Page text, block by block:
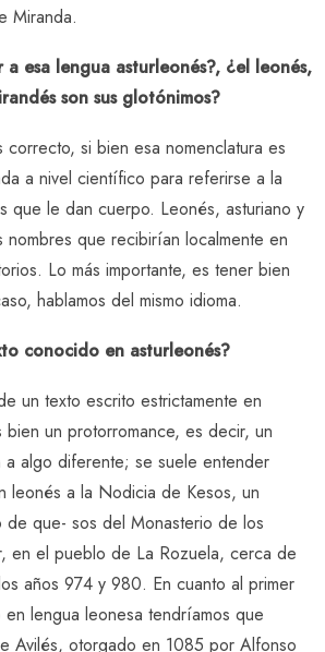
Miranda.
a esa lengua asturleonés?, ¿el leonés,
son sus glotónimos?
si bien esa nomenclatura es
a nivel científico para referirse a la
que le dan cuerpo. Leonés, asturiano y
nombres que recibirían localmente en
Lo más importante, es tener bien
hablamos del mismo idioma.
conocido en asturleonés?
un texto escrito estrictamente en
un protorromance, es decir, un
algo diferente; se suele entender
leonés a la Nodicia de Kesos, un
de que- sos del Monasterio de los
en el pueblo de La Rozuela, cerca de
años 974 y 980. En cuanto al primer
lengua leonesa tendríamos que
Avilés, otorgado en 1085 por Alfonso